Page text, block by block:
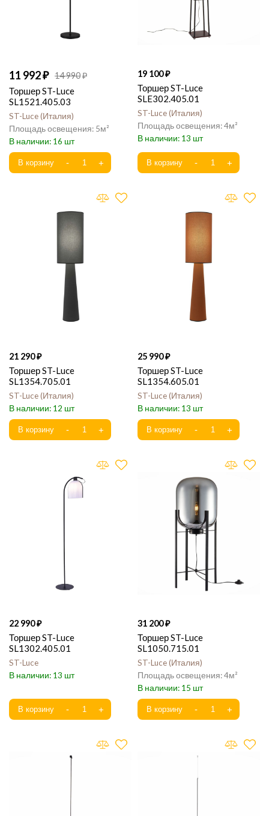
11 992 14 990
Торшер ST-Luce
SL1521.405.03
ST-Luce Италия
5
16
19 100
Торшер ST-Luce
SLE302.405.01
ST-Luce Италия
4
13
21 290
Торшер ST-Luce
SL1354.705.01
ST-Luce Италия
12
25 990
Торшер ST-Luce
SL1354.605.01
ST-Luce Италия
13
22 990
Торшер ST-Luce
SL1302.405.01
ST-Luce
13
31 200
Торшер ST-Luce
SL1050.715.01
ST-Luce Италия
4
15